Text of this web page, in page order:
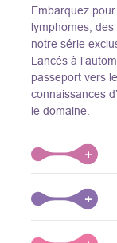
Embarquez
lymphomes,
notre série
Lancés à
passeport vers
connaissances
le domaine.
+
Plongez-vous
apportons des
+